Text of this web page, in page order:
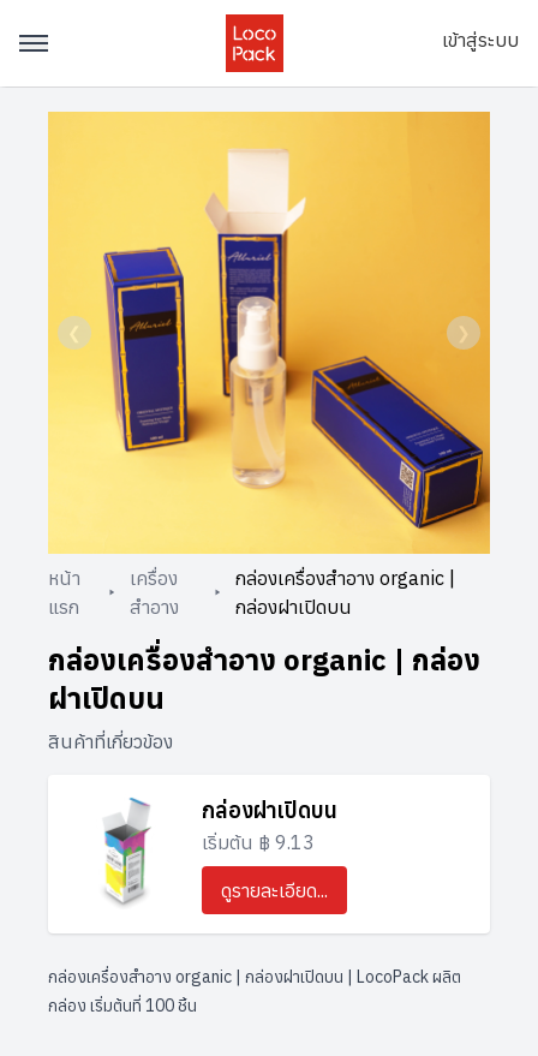
เข้าสู่ระบบ
❯
หน้า
แรก
เครื่อง
สำอาง
กล่องเครื่องสำอาง organic |
กล่องฝาเปิดบน
กล่องเครื่องสำอาง organic | กล่อง
ฝาเปิดบน
สินค้าที่เกี่ยวข้อง
กล่องฝาเปิดบน
เริ่มต้น ฿ 9.13
ดูรายละเอียด...
กล่องเครื่องสำอาง organic | กล่องฝาเปิดบน | LocoPack ผลิต
กล่อง เริ่มต้นที่ 100 ชิ้น